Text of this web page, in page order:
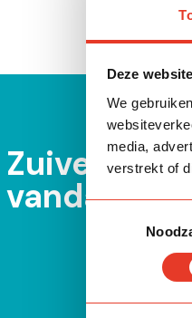
Deze
We
media,
verstrekt of
Zuiver
vandaag.